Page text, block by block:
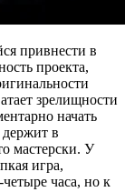
привнести в
проекта,
зрелищности
начать
держит в
мастерски. У
игра,
часа, но к